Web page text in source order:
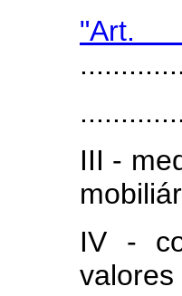
III -
IV -
valores